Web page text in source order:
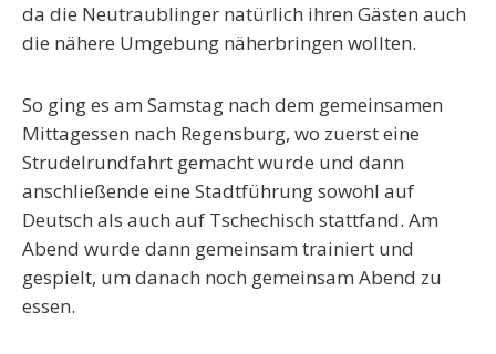
da die Neutraublinger natürlich ihren Gästen auch
die nähere Umgebung näherbringen wollten.
So ging es am Samstag nach dem gemeinsamen
Mittagessen nach Regensburg, wo zuerst eine
Strudelrundfahrt gemacht wurde und dann
anschließende eine Stadtführung sowohl auf
Deutsch als auch auf Tschechisch stattfand. Am
Abend wurde dann gemeinsam trainiert und
gespielt, um danach noch gemeinsam Abend zu
essen.